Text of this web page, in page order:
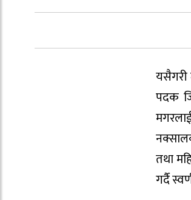
यसैगरी
पदक
तथा
गर्दै